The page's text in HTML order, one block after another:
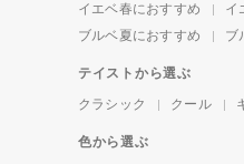
イエベ春におすすめ
イ
ブルベ夏におすすめ
ブ
テイストから選ぶ
クラシック
クール
色から選ぶ